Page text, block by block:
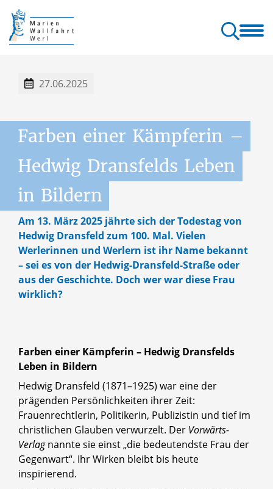
Wallfahrt
27.06.2025
Farben einer Kämpferin –
Hedwig Dransfelds Leben
in Bildern
Am 13. März 2025 jährte sich der Todestag von
Hedwig Dransfeld zum 100. Mal. Vielen
Werlerinnen und Werlern ist ihr Name bekannt
– sei es von der Hedwig-Dransfeld-Straße oder
aus der Geschichte. Doch wer war diese Frau
wirklich?
Farben einer Kämpferin – Hedwig Dransfelds
Leben in Bildern
Hedwig Dransfeld (1871–1925) war eine der
prägenden Persönlichkeiten ihrer Zeit:
Frauenrechtlerin, Politikerin, Publizistin und tief im
christlichen Glauben verwurzelt. Der Vorwärts-
Verlagnannte sie einst „die bedeutendste Frau der
Gegenwart“. Ihr Wirken bleibt bis heute
inspirierend.